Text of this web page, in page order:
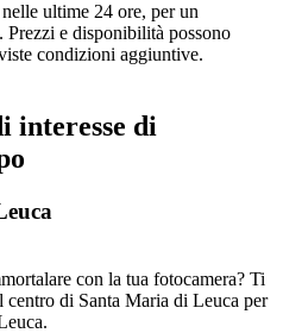
ultime 24 ore, per un
e disponibilità possono
condizioni aggiuntive.
interesse di
con la tua fotocamera? Ti
di Santa Maria di Leuca per